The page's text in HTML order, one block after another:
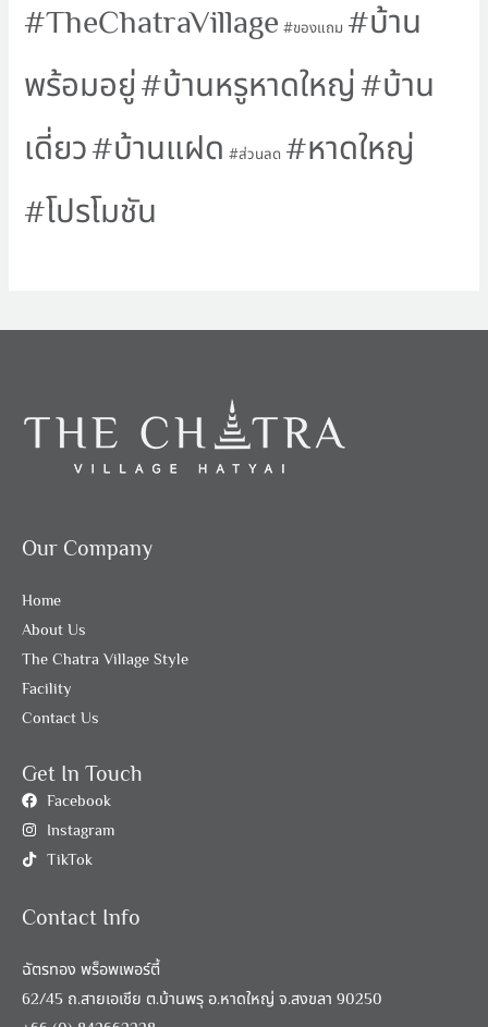
TheChatraVillage ของแถม
บ้าน
พร้อมอยู่
บ้านหรูหาดใหญ่
บ้าน
เดี่ยว
บ้านแฝด ส่วนลด
หาดใหญ่
โปรโมชัน
Our Company
Home
About Us
The Chatra Village Style
Facility
Contact Us
Get In Touch
Facebook
Instagram
TikTok
Contact Info
ฉัตรทอง พร็อพเพอร์ตี้
62/45 ถ.สายเอเชีย ต.บ้านพรุ อ.หาดใหญ่ จ.สงขลา 90250